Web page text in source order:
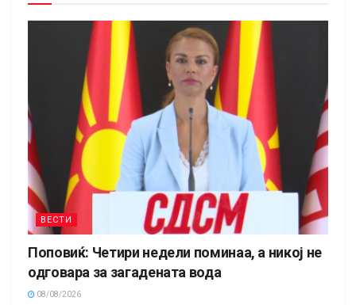
ВЕСТИ
Поповиќ: Четири недели поминаа, а никој не
одговара за загадената вода
08/08/2026